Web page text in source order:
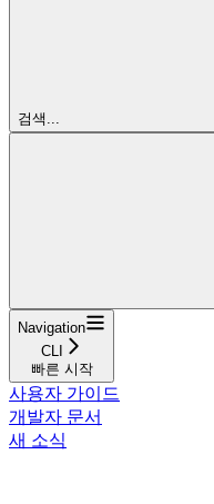
검색...
Navigation
CLI
빠른 시작
사용자 가이드
개발자 문서
새 소식